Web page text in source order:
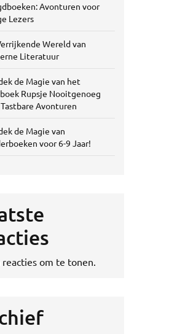
Avonturen voor
Lezers
Wereld van
Literatuur
de Magie van het
Rupsje Nooitgenoeg
Avonturen
de Magie van
voor 6-9 Jaar!
reacties om te tonen.